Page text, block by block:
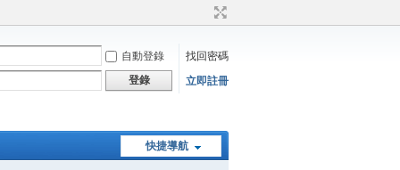
自動登錄
找回密碼
登錄
立即註冊
快捷導航